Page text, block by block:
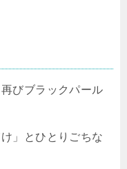
びブラックパール
」とひとりごちな